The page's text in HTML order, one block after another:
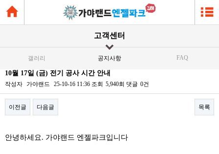
고객센터
갤러리 공지사항 FAQ
10월 17일 (금) 전기 공사 시간 안내
작성자 가야랜드 25-10-16 11:36 조회 5,940회 댓글 0건
이전글 다음글 목록
안녕하세요. 가야랜드 엔젤파크입니다